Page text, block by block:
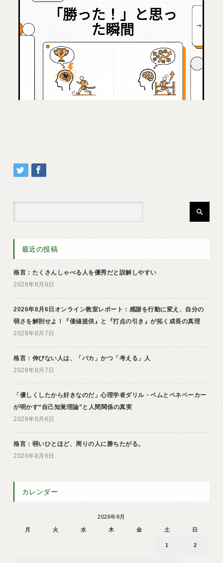
最近の投稿
格言：たくさんしゃべる人を優秀だと誤解しやすい
2026年8月8日
2026年8月6日オンライン教室レポート：感謝を行動に変え、自分の
弱さを解剖せよ！『価値提供』と『打点の引き』が拓く成長の真理
2026年8月7日
格言：伸びない人は、「バカ」かつ「考える」人
2026年8月7日
「優しくしたから好きなのだ」心理学者ダリル・ベムとペネベーカー
が明かす“自己知覚理論”と人間関係の真実
2026年8月6日
格言：弱いひとほど、周りの人に勝ちたがる。
2026年8月6日
カレンダー
2026年8月
月 火 水 木 金 土 日
1 2